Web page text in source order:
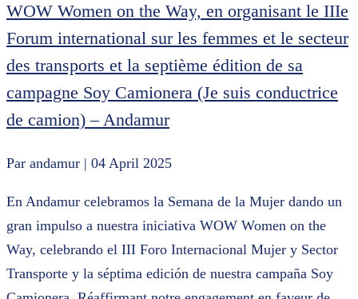
WOW Women on the Way, en organisant le IIIe
Forum international sur les femmes et le secteur
des transports et la septième édition de sa
campagne Soy Camionera (Je suis conductrice
de camion) – Andamur
Par andamur | 04 April 2025
En Andamur celebramos la Semana de la Mujer dando un
gran impulso a nuestra iniciativa WOW Women on the
Way, celebrando el III Foro Internacional Mujer y Sector
Transporte y la séptima edición de nuestra campaña Soy